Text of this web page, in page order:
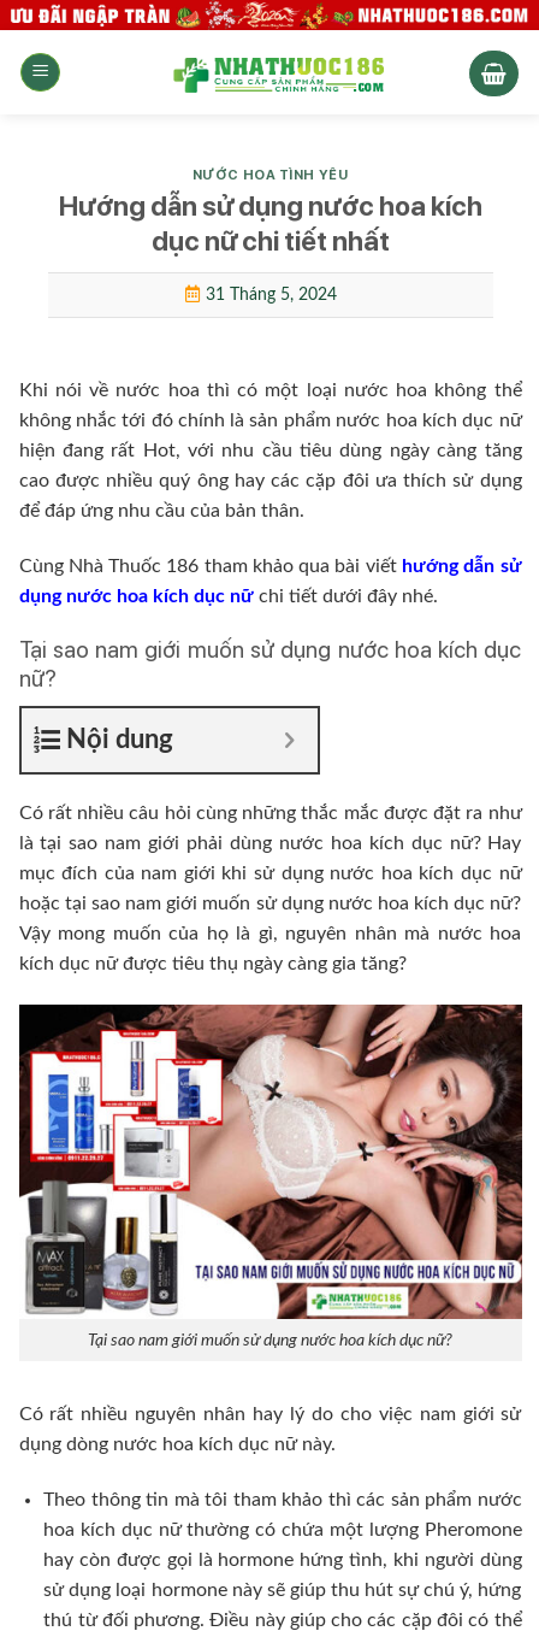
Skip
content
NƯỚC HOA TÌNH YÊU
Hướng dẫn sử dụng nước hoa kích
dục nữ chi tiết nhất
31 Tháng 5, 2024
Khi nói về nước hoa thì có một loại nước hoa không thể
không nhắc tới đó chính là sản phẩm nước hoa kích dục nữ
hiện đang rất Hot, với nhu cầu tiêu dùng ngày càng tăng
cao được nhiều quý ông hay các cặp đôi ưa thích sử dụng
để đáp ứng nhu cầu của bản thân.
Cùng Nhà Thuốc 186 tham khảo qua bài viết hướng dẫn sử
dụng nước hoa kích dục nữchi tiết dưới đây nhé.
Tại sao nam giới muốn sử dụng nước hoa kích dục
nữ?
Nội dung
Có rất nhiều câu hỏi cùng những thắc mắc được đặt ra như
là tại sao nam giới phải dùng nước hoa kích dục nữ? Hay
mục đích của nam giới khi sử dụng nước hoa kích dục nữ
hoặc tại sao nam giới muốn sử dụng nước hoa kích dục nữ?
Vậy mong muốn của họ là gì, nguyên nhân mà nước hoa
kích dục nữ được tiêu thụ ngày càng gia tăng?
Tại sao nam giới muốn sử dụng nước hoa kích dục nữ?
Có rất nhiều nguyên nhân hay lý do cho việc nam giới sử
dụng dòng nước hoa kích dục nữ này.
Theo thông tin mà tôi tham khảo thì các sản phẩm nước
hoa kích dục nữ thường có chứa một lượng Pheromone
hay còn được gọi là hormone hứng tình, khi người dùng
sử dụng loại hormone này sẽ giúp thu hút sự chú ý, hứng
thú từ đối phương. Điều này giúp cho các cặp đôi có thể